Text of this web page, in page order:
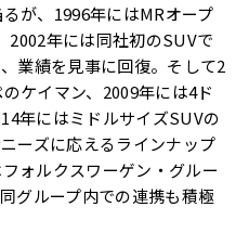
が、1996年にはMRオープ
2002年には同社初のSUVで
業績を見事に回復。そして2
ケイマン、2009年には4ド
年にはミドルサイズSUVの
ーズに応えるラインナップ
ォルクスワーゲン・グルー
グループ内での連携も積極